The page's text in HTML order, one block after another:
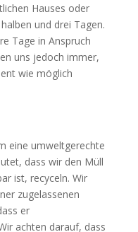
Hauses oder
und drei Tagen.
Tage in Anspruch
uns jedoch immer,
wie möglich
eine umweltgerechte
dass wir den Müll
ist, recyceln. Wir
zugelassenen
er
achten darauf, dass